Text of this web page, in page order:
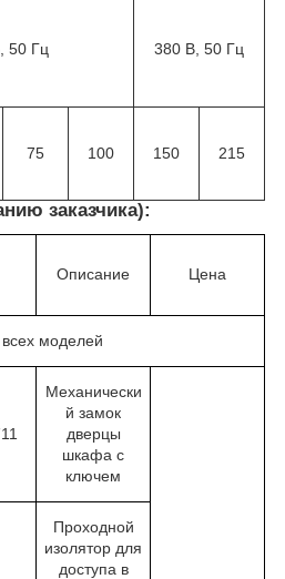
50 Гц 380 В, 50 Гц
75 100 150 215
заказчика):
Описание Цена
моделей
Механически
й замок
дверцы
шкафа с
ключем
Проходной
изолятор для
доступа в